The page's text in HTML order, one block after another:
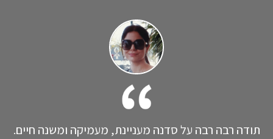
תודה רבה רבה על סדנה מעניינת, מעמיקה ומשנה חיים.